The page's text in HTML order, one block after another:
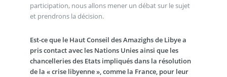
participation, nous allons mener un débat sur le sujet
et prendrons la décision.
Est-ce que le Haut Conseil des Amazighs de Libye a
pris contact avec les Nations Unies ainsi que les
chancelleries des Etats impliqués dans la résolution
de la « crise libyenne », comme la France, pour leur